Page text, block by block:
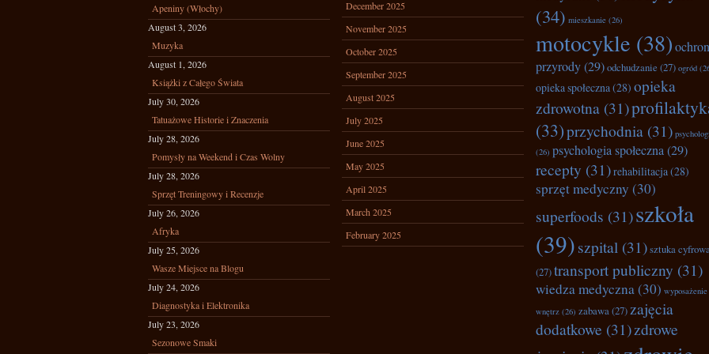
Apeniny (Włochy)
August 3, 2026
Muzyka
August 1, 2026
Książki z Całego Świata
July 30, 2026
Tatuażowe Historie i Znaczenia
July 28, 2026
Pomysły na Weekend i Czas Wolny
July 28, 2026
Sprzęt Treningowy i Recenzje
July 26, 2026
Afryka
July 25, 2026
Wasze Miejsce na Blogu
July 24, 2026
Diagnostyka i Elektronika
July 23, 2026
Sezonowe Smaki
December 2025
November 2025
October 2025
September 2025
August 2025
July 2025
June 2025
May 2025
April 2025
March 2025
February 2025
(34) mieszkanie (26)
motocykle (38)
przyrody(29)odchudzanie (27) ogród
opieka społeczna(28) opieka
zdrowotna (31)
(33)przychodnia (31)
(26) psychologia społeczna(29)
recepty (31)rehabilitacja(28)
sprzęt medyczny (30)
superfoods (31)szkoła
(39)szpital (31)sztuka
(27)transport publiczny (31)
wiedza medyczna(30) wyposażenie
wnętrz (26) zabawa(27) zajęcia
dodatkowe (31)zdrowe